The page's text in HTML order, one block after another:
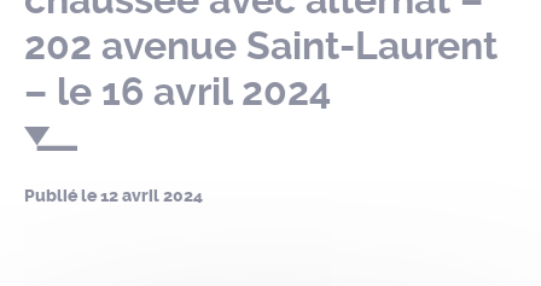
202 avenue Saint-Laurent
– le 16 avril 2024
Publié le12 avril 2024